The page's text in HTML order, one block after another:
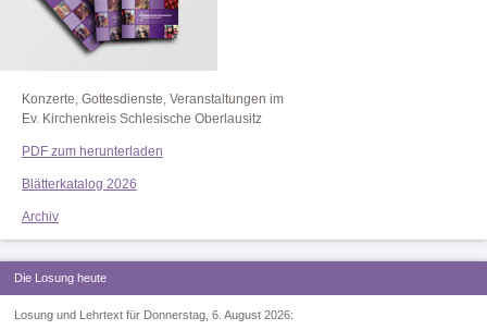
Konzerte, Gottesdienste, Veranstaltungen im
Ev. Kirchenkreis Schlesische Oberlausitz
PDF zum herunterladen
Blätterkatalog 2026
Archiv
Die Losung heute
Losung und Lehrtext für Donnerstag, 6. August 2026: